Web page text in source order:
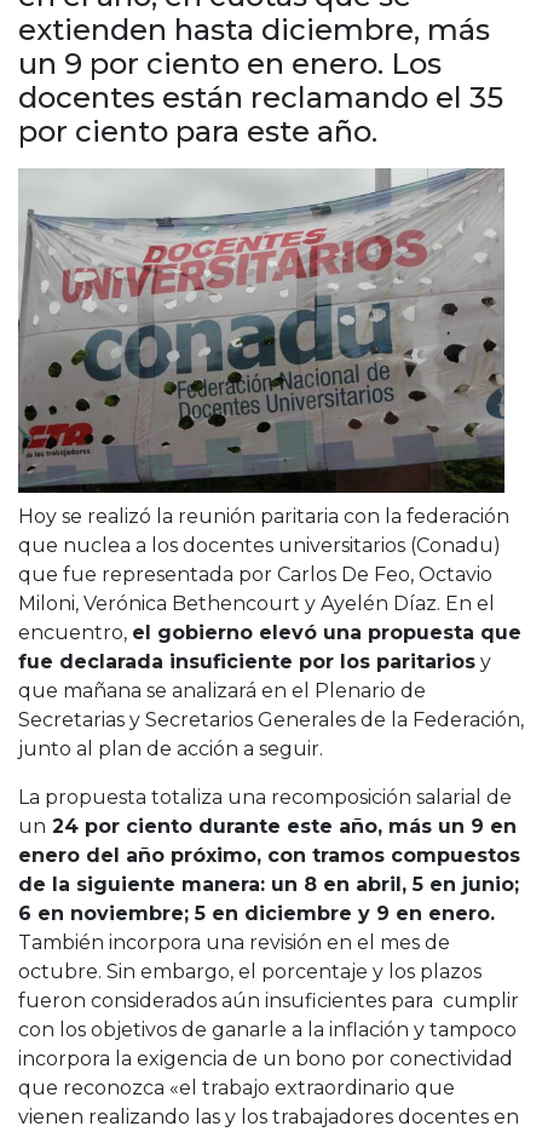
Cruz del Eje
Corredor de Ansenuza
La Carlota y zona
Laboulaye y sur
Bell Ville
Río Tercero
Despeñaderos
extienden hasta diciembre, más
un 9 por ciento en enero. Los
docentes están reclamando el 35
por ciento para este año.
Hoy se realizó la reunión paritaria con la federación
que nuclea a los docentes universitarios (Conadu)
que fue representada por Carlos De Feo, Octavio
Miloni, Verónica Bethencourt y Ayelén Díaz. En el
encuentro, el gobierno elevó una propuesta que
fue declarada insuficiente por los paritarios y
que mañana se analizará en el Plenario de
Secretarias y Secretarios Generales de la Federación,
junto al plan de acción a seguir.
La propuesta totaliza una recomposición salarial de
un 24 por ciento durante este año, más un 9 en
enero del año próximo, con tramos compuestos
de la siguiente manera: un 8 en abril, 5 en junio;
6 en noviembre; 5 en diciembre y 9 en enero.
También incorpora una revisión en el mes de
octubre. Sin embargo, el porcentaje y los plazos
fueron considerados aún insuficientes para cumplir
con los objetivos de ganarle a la inflación y tampoco
incorpora la exigencia de un bono por conectividad
que reconozca «el trabajo extraordinario que
vienen realizando las y los trabajadores docentes en